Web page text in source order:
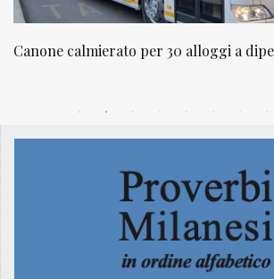
NATUROPATIA IN BREVE 20/01